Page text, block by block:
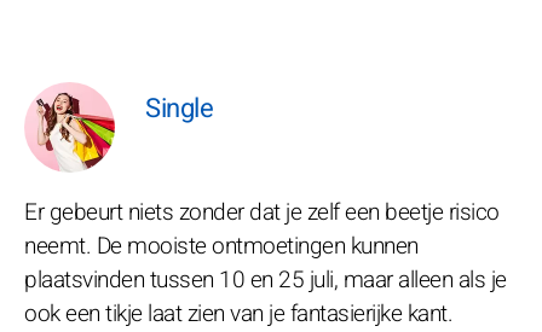
Single
Er gebeurt niets zonder dat je zelf een beetje risico
neemt. De mooiste ontmoetingen kunnen
plaatsvinden tussen 10 en 25 juli, maar alleen als je
ook een tikje laat zien van je fantasierijke kant.